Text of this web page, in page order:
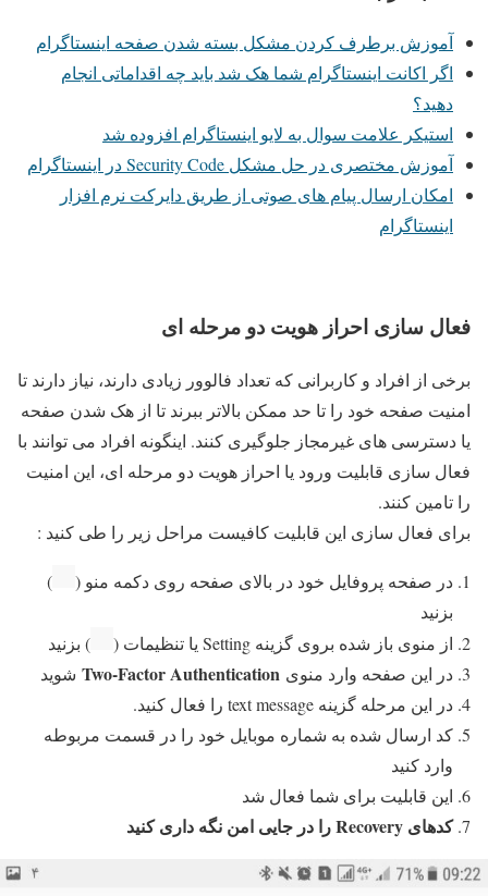
آموزش برطرف کردن مشکل بسته شدن صفحه اینستاگرام
اگر اکانت اینستاگرام شما هک شد باید چه اقداماتی انجام
دهید؟
استیکر علامت سوال به لایو اینستاگرام افزوده شد
آموزش مختصری در حل مشکل Security Code در اینستاگرام
امکان ارسال پیام های صوتی از طریق دایرکت نرم افزار
اینستاگرام
فعال سازی احراز هویت دو مرحله ای
برخی از افراد و کاربرانی که تعداد فالوور زیادی دارند، نیاز دارند تا
امنیت صفحه خود را تا حد ممکن بالاتر ببرند تا از هک شدن صفحه
یا دسترسی های غیرمجاز جلوگیری کنند. اینگونه افراد می توانند با
فعال سازی قابلیت ورود یا احراز هویت دو مرحله ای، این امنیت
را تامین کنند.
برای فعال سازی این قابلیت کافیست مراحل زیر را طی کنید :
در صفحه پروفایل خود در بالای صفحه روی دکمه منو (
)
بزنید
از منوی باز شده بروی گزینه Setting یا تنظیمات (
) بزنید
در این صفحه وارد منوی Two-Factor Authentication شوید
در این مرحله گزینه text message را فعال کنید.
کد ارسال شده به شماره موبایل خود را در قسمت مربوطه
وارد کنید
این قابلیت برای شما فعال شد
کدهای Recovery را در جایی امن نگه داری کنید